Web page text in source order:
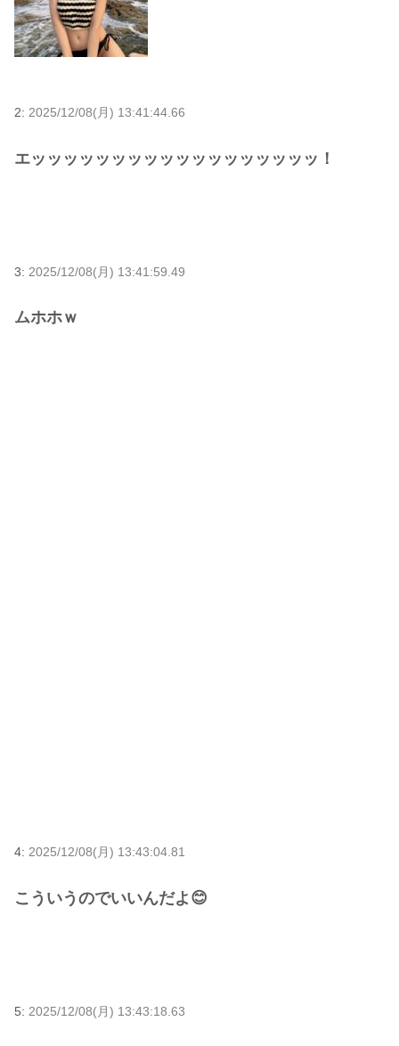
2: 2025/12/08(月) 13:41:44.66
エッッッッッッッッッッッッッッッッッッ！
3: 2025/12/08(月) 13:41:59.49
ムホホｗ
4: 2025/12/08(月) 13:43:04.81
こういうのでいいんだよ😊
5: 2025/12/08(月) 13:43:18.63